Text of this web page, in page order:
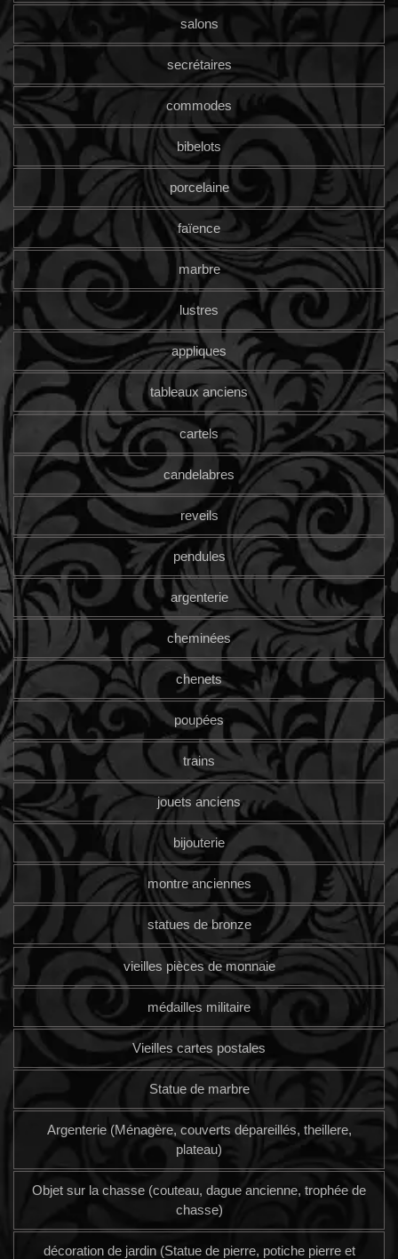
salons
secrétaires
commodes
bibelots
porcelaine
faïence
marbre
lustres
appliques
tableaux anciens
cartels
candelabres
reveils
pendules
argenterie
cheminées
chenets
poupées
trains
jouets anciens
bijouterie
montre anciennes
statues de bronze
vieilles pièces de monnaie
médailles militaire
Vieilles cartes postales
Statue de marbre
Argenterie (Ménagère, couverts dépareillés, theillere,
plateau)
Objet sur la chasse (couteau, dague ancienne, trophée de
chasse)
décoration de jardin (Statue de pierre, potiche pierre et